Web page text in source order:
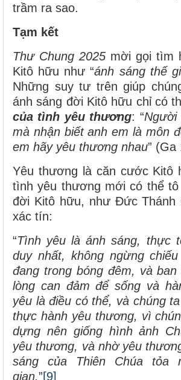
trầm ra sao.
Tạm kết
Thư Chung 2025 mời gọi tìm
Kitô hữu như “ánh sáng thế
Những suy tư trên giúp
ánh sáng đời Kitô hữu chỉ có
của tình yêu thương: “Người
mà nhận biết anh em là môn
em hãy yêu thương nhau” (Ga
Yêu thương là căn cước Kitô
tình yêu thương mới có thể tô
đời Kitô hữu, như Đức Thánh
xác tín:
“Tình yêu là ánh sáng, thực
duy nhất, không ngừng
đang trong bóng đêm, và
lòng can đảm để sống và
yêu là điều có thể, và chúng
thực hành yêu thương, vì
dựng nên giống hình ảnh
yêu thương, và nhờ yêu
sáng của Thiên Chúa tỏa
gian.”[9]